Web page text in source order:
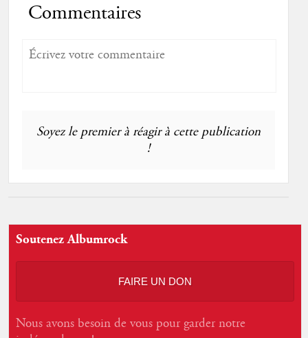
Commentaires
Soyez le premier à réagir à cette publication
!
Soutenez Albumrock
FAIRE UN DON
Nous avons besoin de vous pour garder notre